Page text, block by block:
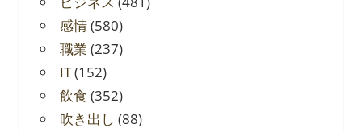
感情(580)
職業 (237)
IT(152)
飲食 (352)
吹き出し (88)